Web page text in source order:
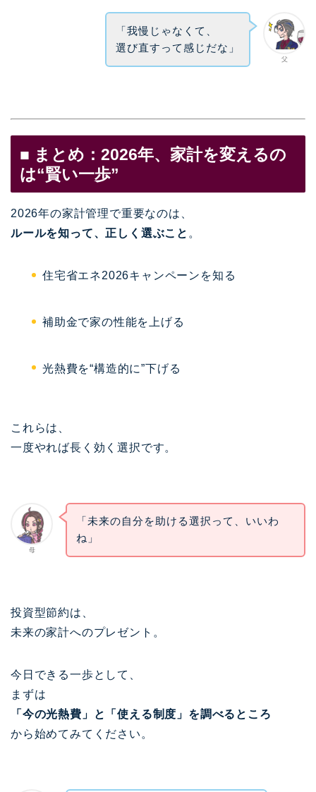
父
「我慢じゃなくて、
選び直すって感じだな」
■ まとめ：2026年、家計を変えるの
は“賢い一歩”
2026年の家計管理で重要なのは、
ルールを知って、正しく選ぶこと 。
住宅省エネ2026キャンペーンを知る
補助金で家の性能を上げる
光熱費を“構造的に”下げる
これらは、
一度やれば長く効く選択です。
母
「未来の自分を助ける選択って、いいわ
ね」
投資型節約は、
未来の家計へのプレゼント。
今日できる一歩として、
まずは
「今の光熱費」と「使える制度」を調べるところ
から始めてみてください。